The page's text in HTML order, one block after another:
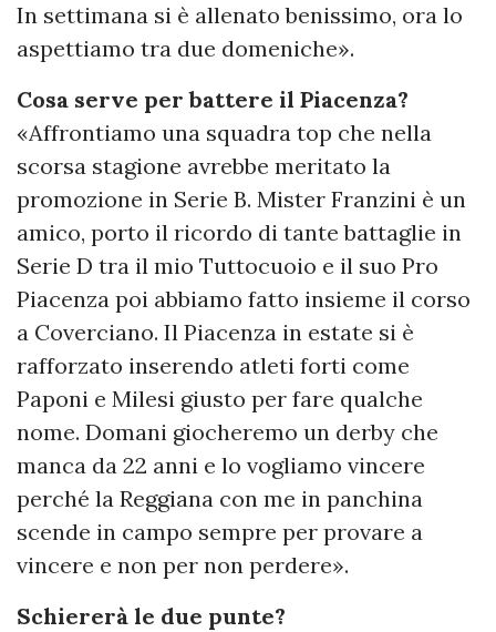
In settimana si è allenato benissimo, ora lo
aspettiamo tra due domeniche».
Cosa serve per battere il Piacenza?
«Affrontiamo una squadra top che nella
scorsa stagione avrebbe meritato la
promozione in Serie B. Mister Franzini è un
amico, porto il ricordo di tante battaglie in
Serie D tra il mio Tuttocuoio e il suo Pro
Piacenza poi abbiamo fatto insieme il corso
a Coverciano. Il Piacenza in estate si è
rafforzato inserendo atleti forti come
Paponi e Milesi giusto per fare qualche
nome. Domani giocheremo un derby che
manca da 22 anni e lo vogliamo vincere
perché la Reggiana con me in panchina
scende in campo sempre per provare a
vincere e non per non perdere».
Schiererà le due punte?